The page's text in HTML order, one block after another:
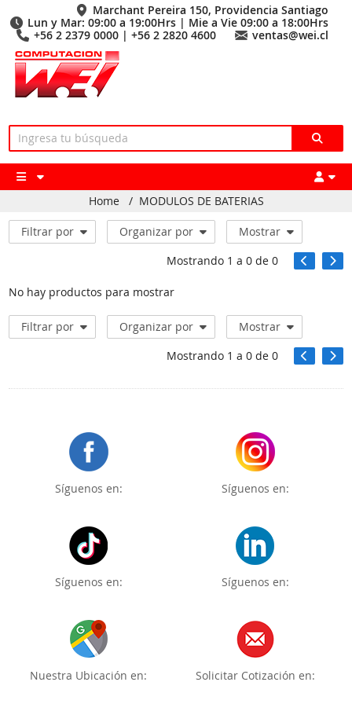
Marchant Pereira 150, Providencia Santiago
Lun y Mar: 09:00 a 19:00Hrs | Mie a Vie 09:00 a 18:00Hrs
+56 2 2379 0000 | +56 2 2820 4600
ventas@wei.cl
Home / MODULOS DE BATERIAS
Filtrar por Organizar por
Mostrar
Mostrando 1 a 0de 0
No hay productos para mostrar
Filtrar por Organizar por
Mostrar
Mostrando 1 a 0de 0
Síguenos en: Síguenos en:
Síguenos en: Síguenos en:
Nuestra Ubicación en: Solicitar Cotización en: